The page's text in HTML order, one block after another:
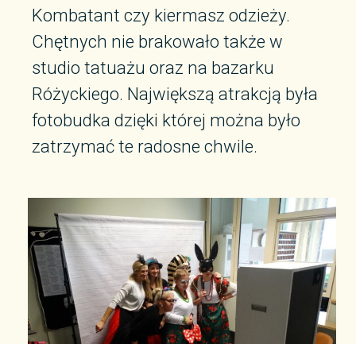
Kombatant czy kiermasz odzieży.
Chętnych nie brakowało także w
studio tatuażu oraz na bazarku
Różyckiego. Największą atrakcją była
fotobudka dzięki której można było
zatrzymać te radosne chwile.